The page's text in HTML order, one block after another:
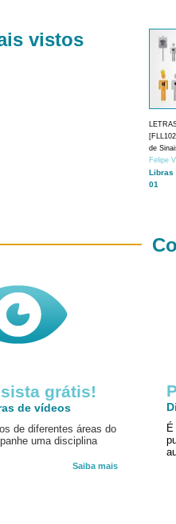
vistos
de
Felipe
Libras
01
grátis!
de vídeos
de diferentes áreas do
uma disciplina
Saiba mais